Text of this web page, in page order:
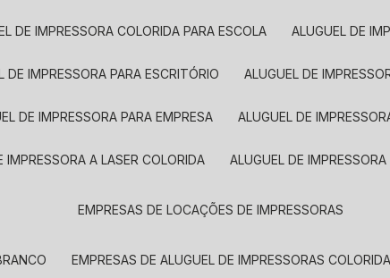
DE IMPRESSORA COLORIDA PARA ESCOLA ALUGUEL DE
DE IMPRESSORA PARA ESCRITÓRIO ALUGUEL DE
DE IMPRESSORA PARA EMPRESA ALUGUEL DE
IMPRESSORA A LASER COLORIDA ALUGUEL DE
EMPRESAS DE LOCAÇÕES DE IMPRESSORAS
EMPRESAS DE ALUGUEL DE IMPRESSORAS